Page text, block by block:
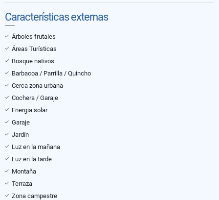
Características externas
Árboles frutales
Áreas Turísticas
Bosque nativos
Barbacoa / Parrilla / Quincho
Cerca zona urbana
Cochera / Garaje
Energia solar
Garaje
Jardín
Luz en la mañana
Luz en la tarde
Montaña
Terraza
Zona campestre